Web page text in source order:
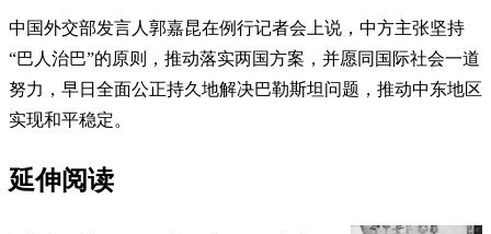
中国外交部发言人郭嘉昆在例行记者会上说，中方主张坚持
“巴人治巴”的原则，推动落实两国方案，并愿同国际社会一道
努力，早日全面公正持久地解决巴勒斯坦问题，推动中东地区
实现和平稳定。
延伸阅读